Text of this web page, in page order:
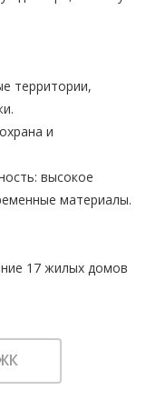
территории,
и
высокое
материалы.
17 жилых домов